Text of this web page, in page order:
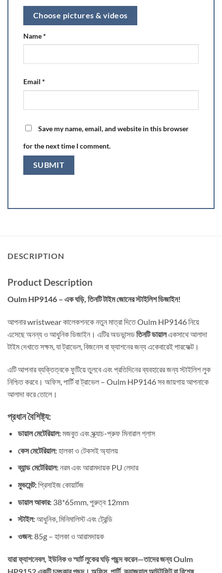
Choose pictures & videos
Name*
Email *
Save my name, email, and website in this browser
for the next time I comment.
DESCRIPTION
Product Description
Oulm HP9146 – এক ঘড়ি, তিনটি টাইম জোনের স্টাইলিশ ডিজাইন!
আপনার wristwear কালেকশনকে নতুন মাত্রা দিতে Oulm HP9146 নিয়ে
এসেছে অনন্য ও আধুনিক ডিজাইন। এটির অডভান্সডতিনটি ডায়ালএকসাথে আলাদা
টাইম দেখাতে সক্ষম, যা ট্রাভেল, বিজনেস বা ফ্যাশনের জন্য একেবারেই পারফেক্ট।
এটি আপনার ব্যক্তিত্বকে ফুটিয়ে তুলবে এবং প্রতিদিনের ব্যবহারের জন্য স্টাইলিশ লুক
নিশ্চিত করবে। অফিস, পার্টি বা ট্রাভেল – Oulm HP9146 সব জায়গায় আপনাকে
আলাদা করে তোলে।
প্রধান বৈশিষ্ট্য:
ডায়াল মেটেরিয়াল:মজবুত এবং স্ক্র্যাচ-প্রুফ মিনারাল গ্লাস
কেস মেটেরিয়াল:হালকা ও টেকসই অ্যালয়
ব্যান্ড মেটেরিয়াল:নরম এবং আরামদায়ক PU লেদার
মুভমেন্ট:প্রিসাইজ কোয়ার্টজ
ডায়াল আকার:38*65mm, পুরুত্ব 12mm
স্টাইল:আধুনিক, মিনিমালিস্ট এবং ট্রেন্ডি
ওজন:85g – হালকা ও আরামদায়ক
যারাফ্যাশনেবল, ইউনিক ও স্মার্ট লুকের ঘড়িপছন্দ করেন—তাদের জন্য Oulm
HP9152 একটি চমৎকার পছন্দ। অফিস, পার্টি, ক্যাজুয়াল আউটফিট বা বিশেষ